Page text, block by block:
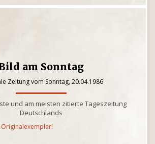
am Sonntag
Zeitung vom Sonntag, 20.04.1986
und am meisten zitierte Tageszeitung
Deutschlands